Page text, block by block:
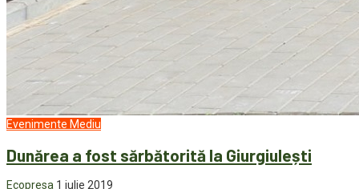
Evenimente Mediu
Dunărea a fost sărbătorită la Giurgiulești
Ecopresa 1 iulie 2019